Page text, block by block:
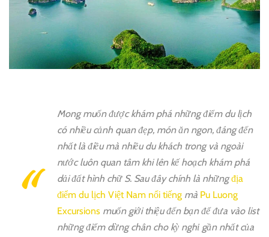
Mong muốn được khám phá những điểm du lịch
có nhiều cảnh quan đẹp, món ăn ngon, đáng đến
nhất là điều mà nhiều du khách trong và ngoài
nước luôn quan tâm khi lên kế hoạch khám phá
dải đất hình chữ S. Sau đây chính là nhữngđịa
điểm du lịch Việt Nam nổi tiếng mà Pu Luong
Excursions muốn giới thiệu đến bạn để đưa vào list
những điểm dừng chân cho kỳ nghỉ gần nhất của